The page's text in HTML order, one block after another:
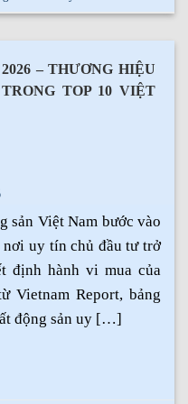
– THƯƠNG HIỆU
TOP 10 VIỆT
sản Việt Nam bước vào
uy tín chủ đầu tư trở
định hành vi mua của
Vietnam Report, bảng
động sản uy […]